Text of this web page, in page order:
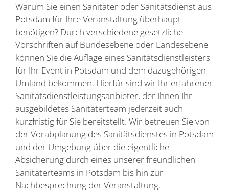
Warum Sie einen Sanitäter oder Sanitätsdienst aus
Potsdam für Ihre Veranstaltung überhaupt
benötigen? Durch verschiedene gesetzliche
Vorschriften auf Bundesebene oder Landesebene
können Sie die Auflage eines Sanitätsdienstleisters
für Ihr Event in Potsdam und dem dazugehörigen
Umland bekommen. Hierfür sind wir Ihr erfahrener
Sanitätsdienstleistungsanbieter, der Ihnen Ihr
ausgebildetes Sanitäterteam jederzeit auch
kurzfristig für Sie bereitstellt. Wir betreuen Sie von
der Vorabplanung des Sanitätsdienstes in Potsdam
und der Umgebung über die eigentliche
Absicherung durch eines unserer freundlichen
Sanitäterteams in Potsdam bis hin zur
Nachbesprechung der Veranstaltung.